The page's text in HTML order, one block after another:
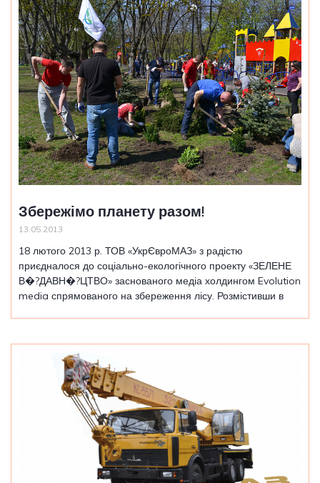
Збережімо планету разом!
13.05.2013
18 лютого 2013 р. ТОВ «УкрЄвроМАЗ» з радістю
приєдналося до соціально-екологічного проекту «ЗЕЛЕНЕ
В�?ДАВН�?ЦТВО» заснованого медіа холдингом Evolution
media спрямованого на збереження лісу. Розмістивши в